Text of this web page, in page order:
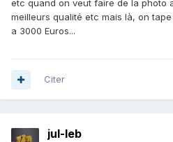
etc quand on veut faire de la photo
meilleurs qualité etc mais là, on
a 3000 Euros...
Citer
jul-leb